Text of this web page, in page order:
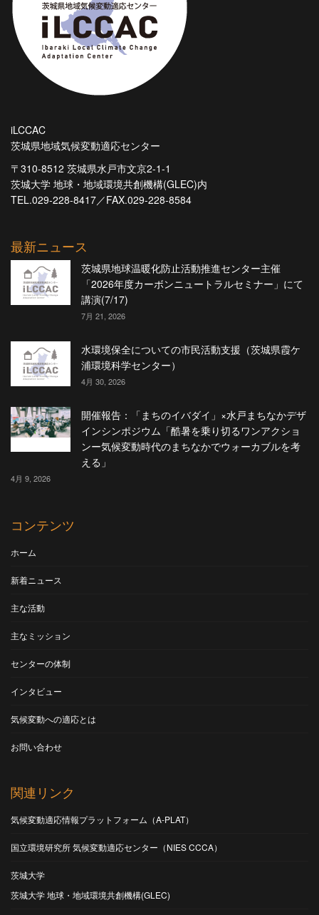
iLCCAC
茨城県地域気候変動適応センター
〒310-8512 茨城県水戸市文京2-1-1
茨城大学 地球・地域環境共創機構(GLEC)内
TEL.029-228-8417／FAX.029-228-8584
最新ニュース
茨城県地球温暖化防止活動推進センター主催
「2026年度カーボンニュートラルセミナー」にて
講演(7/17)
7月 21, 2026
水環境保全についての市民活動支援（茨城県霞ケ
浦環境科学センター）
4月 30, 2026
開催報告：「まちのイバダイ」×水戸まちなかデザ
インシンポジウム「酷暑を乗り切るワンアクショ
ンー気候変動時代のまちなかでウォーカブルを考
える」
4月 9, 2026
コンテンツ
ホーム
新着ニュース
主な活動
主なミッション
センターの体制
インタビュー
気候変動への適応とは
お問い合わせ
関連リンク
気候変動適応情報プラットフォーム（A-PLAT）
国立環境研究所 気候変動適応センター（NIES CCCA）
茨城大学
茨城大学 地球・地域環境共創機構(GLEC)